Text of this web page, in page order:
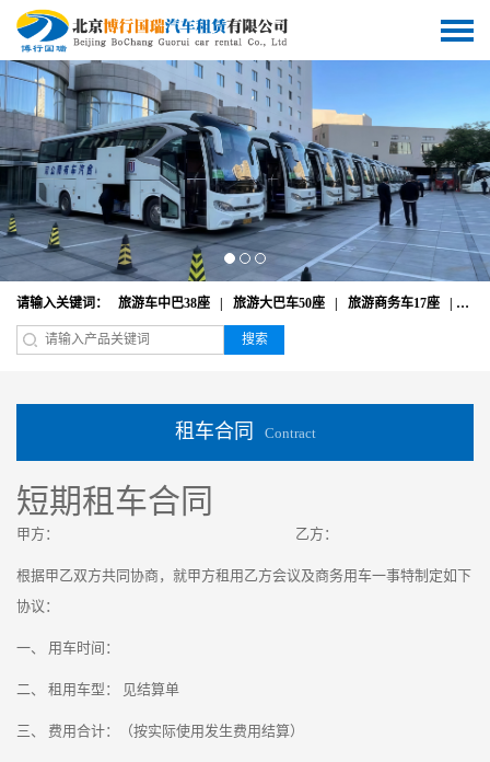
请输入关键词： 旅游车中巴38座 | 旅游大巴车50座 | 旅游商务车17座 | 奔
搜索
租车合同 Contract
短期租车合同
甲方： 乙方：
根据甲乙双方共同协商，就甲方租用乙方会议及商务用车一事特制定如下
协议：
一、 用车时间：
二、 租用车型： 见结算单
三、 费用合计：（按实际使用发生费用结算）